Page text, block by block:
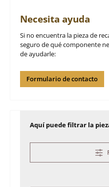
Necesita ayuda
Si no encuentra la pieza de
seguro de qué componente
de ayudarle:
Formulario de contacto
Aquí puede filtrar la